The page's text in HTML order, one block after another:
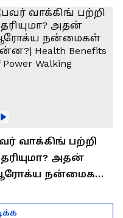
வாக்கிங் பற்றி
அதன்
நன்மைகள்
Power Walking